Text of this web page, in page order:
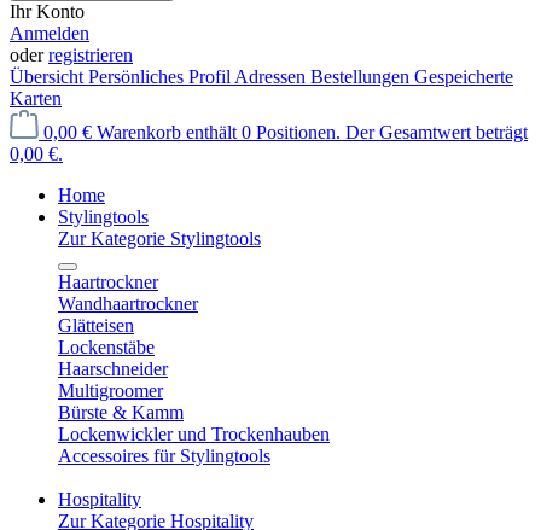
Ihr Konto
Anmelden
oderregistrieren
Übersicht Persönliches Profil Adressen Bestellungen Gespeicherte
Karten
0,00 € Warenkorb enthält 0 Positionen. Der Gesamtwert beträgt
0,00 €.
Home
Stylingtools
Zur Kategorie Stylingtools
Haartrockner
Wandhaartrockner
Glätteisen
Lockenstäbe
Haarschneider
Multigroomer
Bürste & Kamm
Lockenwickler und Trockenhauben
Accessoires für Stylingtools
Hospitality
Zur Kategorie Hospitality